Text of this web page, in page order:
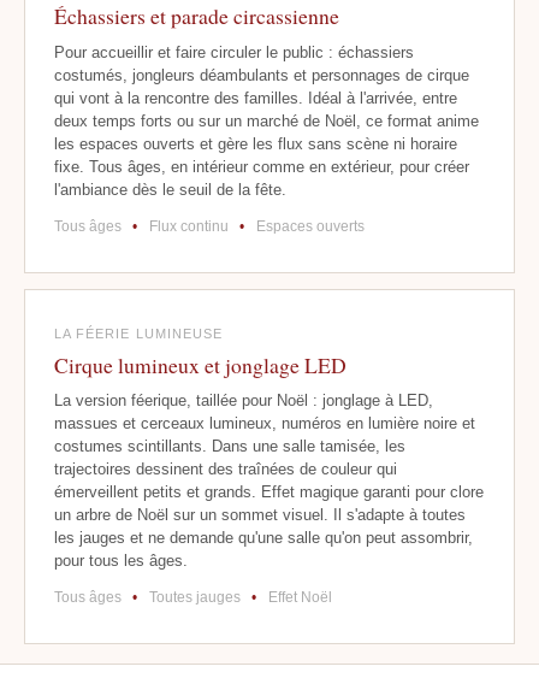
Échassiers et parade circassienne
Pour accueillir et faire circuler le public : échassiers
costumés, jongleurs déambulants et personnages de cirque
qui vont à la rencontre des familles. Idéal à l'arrivée, entre
deux temps forts ou sur un marché de Noël, ce format anime
les espaces ouverts et gère les flux sans scène ni horaire
fixe. Tous âges, en intérieur comme en extérieur, pour créer
l'ambiance dès le seuil de la fête.
Tous âges • Flux continu • Espaces ouverts
LA FÉERIE LUMINEUSE
Cirque lumineux et jonglage LED
La version féerique, taillée pour Noël : jonglage à LED,
massues et cerceaux lumineux, numéros en lumière noire et
costumes scintillants. Dans une salle tamisée, les
trajectoires dessinent des traînées de couleur qui
émerveillent petits et grands. Effet magique garanti pour clore
un arbre de Noël sur un sommet visuel. Il s'adapte à toutes
les jauges et ne demande qu'une salle qu'on peut assombrir,
pour tous les âges.
Tous âges • Toutes jauges • Effet Noël